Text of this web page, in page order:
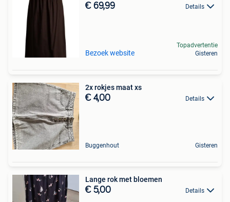
€ 69,99 Details
Bezoek website
Topadvertentie
Gisteren
2x rokjes maat xs
€ 4,00 Details
Buggenhout Gisteren
Lange rok met bloemen
€ 5,00 Details